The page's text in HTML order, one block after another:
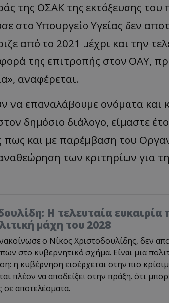
της ΟΣΑΚ της εκτόξευσης
στο Yπουργείο Υγείας δεν
από το 2021 μέχρι και την
της επιτροπής στον ΟΑΥ,
αναφέρεται.
να επαναλάβουμε ονόματα και
δημόσιο διάλογο, είμαστε
και με παρέμβαση του
των κριτηρίων για
Η τελευταία ευκαιρία
μάχη του 2028
ο Νίκος Χριστοδουλίδης, δεν
στο κυβερνητικό σχήμα. Είναι μια
η κυβέρνηση εισέρχεται στην πιο
πλέον να αποδείξει στην πράξη. ότι
σε αποτελέσματα.